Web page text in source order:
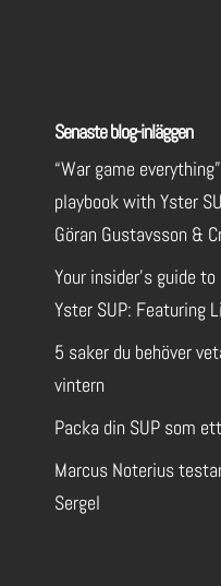
Senaste blog-inläggen
“War game
playbook with Yster
Göran Gustavsson &
Your insider’s guide
Yster SUP: Featuring
5 saker du behöver
vintern
Packa din SUP som
Marcus Noterius
Sergel